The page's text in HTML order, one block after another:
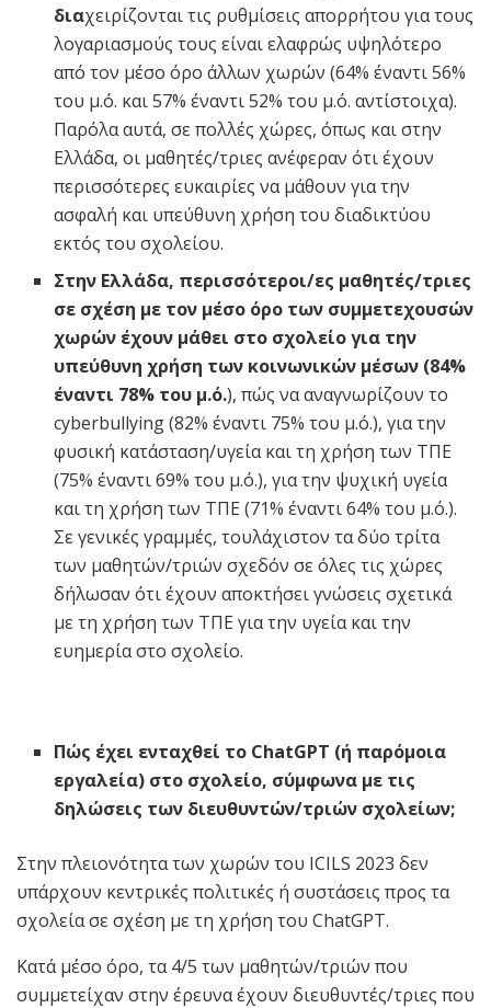
διαχειρίζονται τις ρυθμίσεις απορρήτου για τους
λογαριασμούς τους είναι ελαφρώς υψηλότερο
από τον μέσο όρο άλλων χωρών (64% έναντι 56%
του μ.ό. και 57% έναντι 52% του μ.ό. αντίστοιχα).
Παρόλα αυτά, σε πολλές χώρες, όπως και στην
Ελλάδα, οι μαθητές/τριες ανέφεραν ότι έχουν
περισσότερες ευκαιρίες να μάθουν για την
ασφαλή και υπεύθυνη χρήση του διαδικτύου
εκτός του σχολείου.
Στην Ελλάδα, περισσότεροι/ες μαθητές/τριες
σε σχέση με τον μέσο όρο των συμμετεχουσών
χωρών έχουν μάθει στο σχολείο για την
υπεύθυνη χρήση των κοινωνικών μέσων (84%
έναντι 78% του μ.ό.), πώς να αναγνωρίζουν το
cyberbullying (82% έναντι 75% του μ.ό.), για την
φυσική κατάσταση/υγεία και τη χρήση των ΤΠΕ
(75% έναντι 69% του μ.ό.), για την ψυχική υγεία
και τη χρήση των ΤΠΕ (71% έναντι 64% του μ.ό.).
Σε γενικές γραμμές, τουλάχιστον τα δύο τρίτα
των μαθητών/τριών σχεδόν σε όλες τις χώρες
δήλωσαν ότι έχουν αποκτήσει γνώσεις σχετικά
με τη χρήση των ΤΠΕ για την υγεία και την
ευημερία στο σχολείο.
Πώς έχει ενταχθεί το ChatGPT (ή παρόμοια
εργαλεία) στο σχολείο, σύμφωνα με τις
δηλώσεις των διευθυντών/τριών σχολείων;
Στην πλειονότητα των χωρών του ICILS 2023 δεν
υπάρχουν κεντρικές πολιτικές ή συστάσεις προς τα
σχολεία σε σχέση με τη χρήση του ChatGPT.
Κατά μέσο όρο, τα 4/5 των μαθητών/τριών που
συμμετείχαν στην έρευνα έχουν διευθυντές/τριες που